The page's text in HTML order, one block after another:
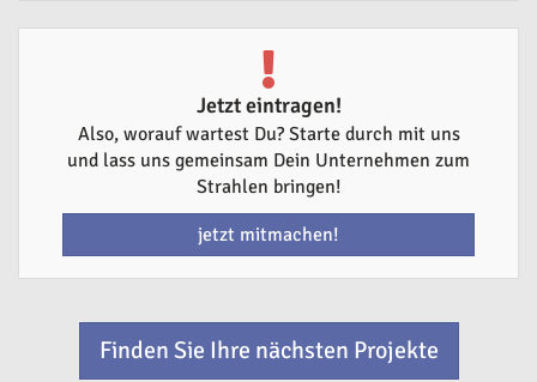
Jetzt eintragen!
Also, worauf wartest Du? Starte durch mit uns
und lass uns gemeinsam Dein Unternehmen zum
Strahlen bringen!
jetzt mitmachen!
Finden Sie Ihre nächsten Projekte